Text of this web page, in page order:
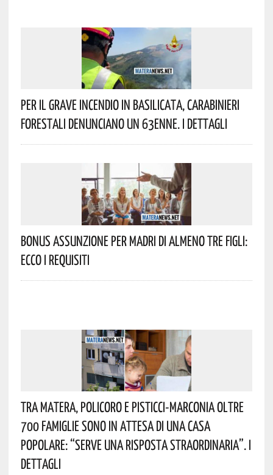
Per Il Grave Incendio In Basilicata, Carabinieri
Forestali Denunciano Un 63enne. I Dettagli
Bonus Assunzione Per Madri Di Almeno Tre Figli:
Ecco I Requisiti
Tra Matera, Policoro E Pisticci-Marconia Oltre
700 Famiglie Sono In Attesa Di Una Casa
Popolare: “serve Una Risposta Straordinaria”. I
Dettagli